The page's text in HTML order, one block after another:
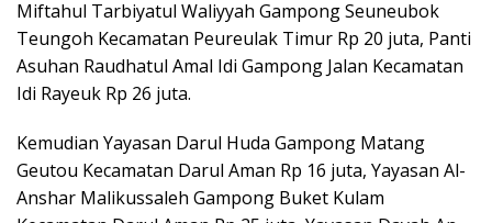
Miftahul Tarbiyatul Waliyyah Gampong Seuneubok
Teungoh Kecamatan Peureulak Timur Rp 20 juta, Panti
Asuhan Raudhatul Amal Idi Gampong Jalan Kecamatan
Idi Rayeuk Rp 26 juta.
Kemudian Yayasan Darul Huda Gampong Matang
Geutou Kecamatan Darul Aman Rp 16 juta, Yayasan Al-
Anshar Malikussaleh Gampong Buket Kulam